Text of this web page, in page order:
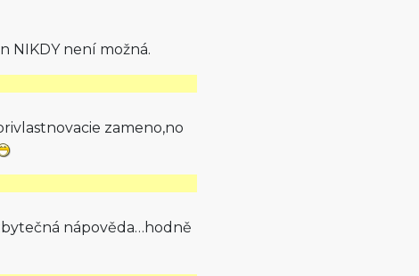
NIKDY není možná.
zameno,no
nápověda…hodně